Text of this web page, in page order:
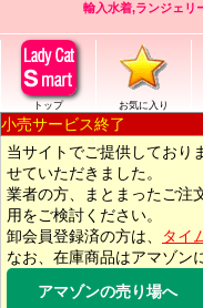
輸入水着,ランジェリ
トップ お気に入り
小売サービス終了
当サイトでご提供しており
せていただきました。
業者の方、まとまったご注
用をご検討ください。
卸会員登録済の方は、
タイ
なお、在庫商品はアマゾン
アマゾンの売り場へ